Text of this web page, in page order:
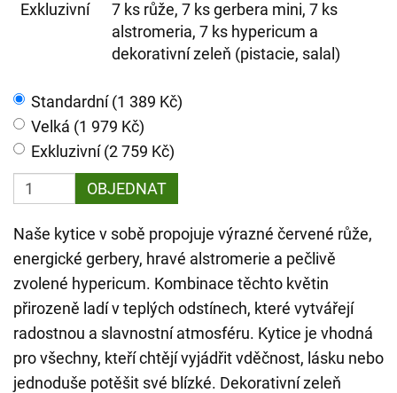
Exkluzivní
7 ks růže, 7 ks gerbera mini, 7 ks
alstromeria, 7 ks hypericum a
dekorativní zeleň (pistacie, salal)
Standardní (1 389 Kč)
Velká (1 979 Kč)
Exkluzivní (2 759 Kč)
OBJEDNAT
Naše kytice v sobě propojuje výrazné červené růže,
energické gerbery, hravé alstromerie a pečlivě
zvolené hypericum. Kombinace těchto květin
přirozeně ladí v teplých odstínech, které vytvářejí
radostnou a slavnostní atmosféru. Kytice je vhodná
pro všechny, kteří chtějí vyjádřit vděčnost, lásku nebo
jednoduše potěšit své blízké. Dekorativní zeleň